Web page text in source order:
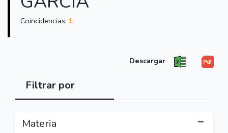
Coincidencias: 1
Descargar
Filtrar por
Materia